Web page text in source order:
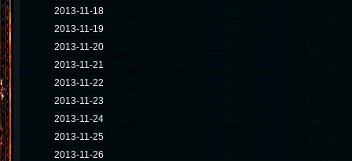
2013-11-18
2013-11-19
2013-11-20
2013-11-21
2013-11-22
2013-11-23
2013-11-24
2013-11-25
2013-11-26